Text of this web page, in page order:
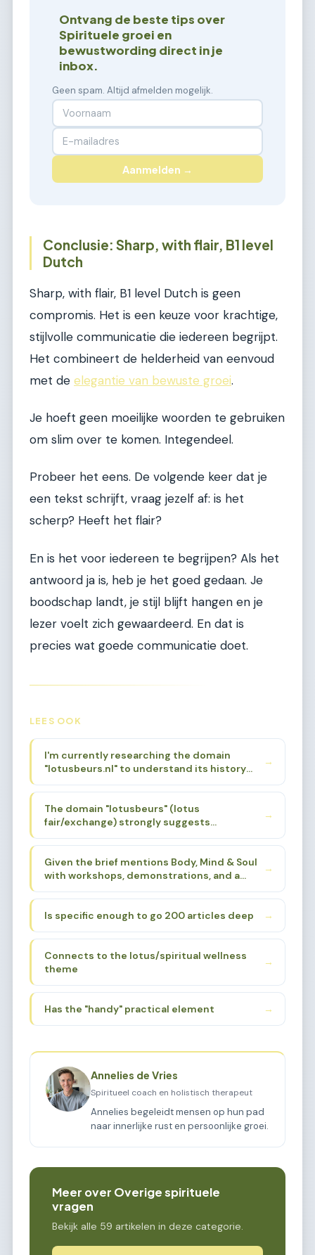
Ontvang de beste tips over
Spirituele groei en
bewustwording direct in je
inbox.
Geen spam. Altijd afmelden mogelijk.
Aanmelden →
Conclusie: Sharp, with flair, B1 level
Dutch
Sharp, with flair, B1 level Dutch is geen
compromis. Het is een keuze voor krachtige,
stijlvolle communicatie die iedereen begrijpt.
Het combineert de helderheid van eenvoud
met de elegantie van bewuste groei.
Je hoeft geen moeilijke woorden te gebruiken
om slim over te komen. Integendeel.
Probeer het eens. De volgende keer dat je
een tekst schrijft, vraag jezelf af: is het
scherp? Heeft het flair?
En is het voor iedereen te begrijpen? Als het
antwoord ja is, heb je het goed gedaan. Je
boodschap landt, je stijl blijft hangen en je
lezer voelt zich gewaardeerd. En dat is
precies wat goede communicatie doet.
LEES OOK
I'm currently researching the domain
"lotusbeurs.nl" to understand its history
and original focus. Based on the niche brief
provided, I know it was associated with
Body, Mind & Soul events. I need to find a
specific sub-sub-niche that aligns with the
domain's history and name, while also being
deep enough for 200 articles.
→
The domain "lotusbeurs" (lotus
fair/exchange) strongly suggests
spirituality, alternative wellness, and
holistic living. The lotus flower is a powerful
symbol in Eastern spirituality - Buddhism,
Hinduism, yoga traditions. The "beurs"
(fair/market) aspect suggests a gathering
place for these practices.
→
Given the brief mentions Body, Mind & Soul
with workshops, demonstrations, and a
loving atmosphere, I need to find a sub-
sub-niche that:
→
Is specific enough to go 200 articles deep →
Connects to the lotus/spiritual wellness
theme
→
Has the "handy" practical element →
Annelies de Vries
Spiritueel coach en holistisch therapeut
Annelies begeleidt mensen op hun pad
naar innerlijke rust en persoonlijke groei.
Meer over Overige spirituele
vragen
Bekijk alle 59 artikelen in deze categorie.